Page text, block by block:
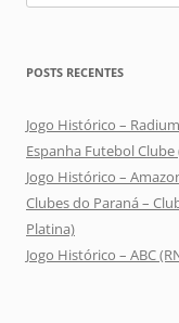
por:
POSTS RECENTES
Jogo Histórico –
Espanha Futebol Clube
Jogo Histórico –
Clubes do Paraná –
Platina)
Jogo Histórico – ABC